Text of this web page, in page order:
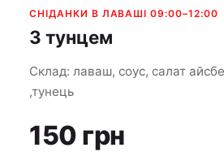
СНІДАНКИ В ЛАВАШІ 09:00–12:00
З тунцeм
Склад: лаваш, соус, салат
,тунець
150 грн